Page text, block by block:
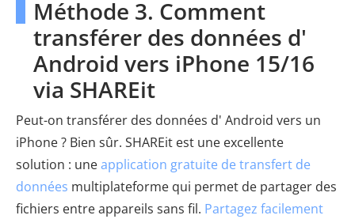
Méthode 3. Comment
transférer des données d'
Android vers iPhone 15/16
via SHAREit
Peut-on transférer des données d' Android vers un
iPhone ? Bien sûr. SHAREit est une excellente
solution : uneapplication gratuite de transfert de
données multiplateforme qui permet de partager des
fichiers entre appareils sans fil. Partagez facilement